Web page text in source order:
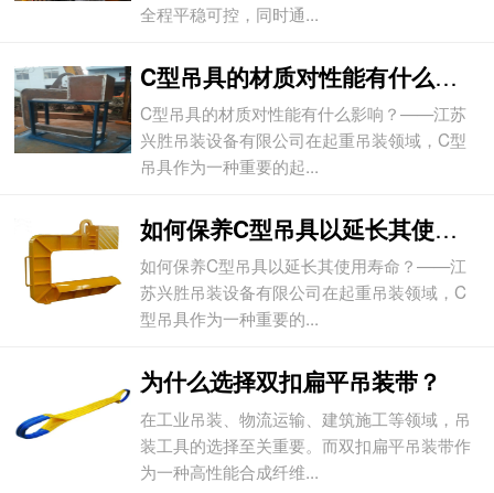
全程平稳可控，同时通...
C型吊具的材质对性能有什么影响？
C型吊具的材质对性能有什么影响？——江苏
兴胜吊装设备有限公司在起重吊装领域，C型
吊具作为一种重要的起...
如何保养C型吊具以延长其使用寿命？
如何保养C型吊具以延长其使用寿命？——江
苏兴胜吊装设备有限公司在起重吊装领域，C
型吊具作为一种重要的...
为什么选择双扣扁平吊装带？
在工业吊装、物流运输、建筑施工等领域，吊
装工具的选择至关重要。而双扣扁平吊装带作
为一种高性能合成纤维...